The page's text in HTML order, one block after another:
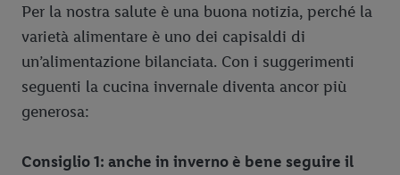
Per la nostra salute è una buona notizia, perché la
varietà alimentare è uno dei capisaldi di
un’alimentazione bilanciata. Con i suggerimenti
seguenti la cucina invernale diventa ancor più
generosa:
Consiglio 1: anche in inverno è bene seguire il